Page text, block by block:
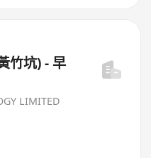
竹坑) - 早
LIMITED